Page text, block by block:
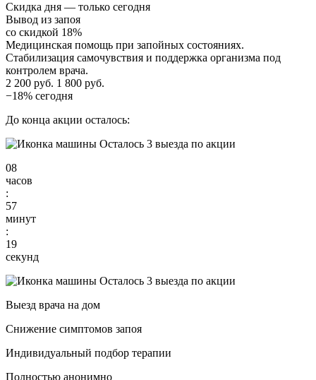
Скидка дня — только сегодня
Вывод из запоя
со скидкой 18%
Медицинская помощь при запойных состояниях.
Стабилизация самочувствия и поддержка организма под
контролем врача.
2 200 руб. 1 800 руб.
−18% сегодня
До конца акции осталось:
Осталось 3 выезда по акции
08
часов
:
57
минут
:
18
секунд
Осталось 3 выезда по акции
Выезд врача на дом
Снижение симптомов запоя
Индивидуальный подбор терапии
Полностью анонимно